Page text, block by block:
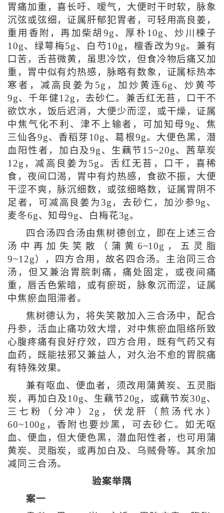
胃痛加重，喜长吁、嗳气，大便时干时软，脉象
沉弦或弦细，证属肝郁犯胃者，可轻用高良姜，
重用香附，再加柴胡9g、厚朴10g、炒川楝子
10g、绿萼梅5g、白芍10g，檀香改为9g。兼有
口苦，舌苔微黄，虽思冷饮，但食冷物后痛又加
重，胃中似有灼热感，脉略有数象，证属标热本
寒者，减高良姜为5g，加炒黄连6g、炒黄芩
9g、千年健12g，去砂仁。兼舌红无苔，口干不
欲饮水，饭后迟消，大便少而涩，或干燥，证属
中焦气化不利、津不上输者，可加知母9g、焦
三仙各9g、香稻芽10g、葛根9g。大便色黑，潜
血阳性者，加白及9g、生藕节15~20g、茜草炭
12g，减高良姜为5g。舌红无苔，口干，喜稀
食，夜间口渴，胃中有灼热感，食欲不振，大便
干涩不爽，脉沉细数，或弦细略数，证属胃阴不
足者，可减高良姜为3g，去砂仁，加沙参9g、
麦冬6g、知母9g、白梅花3g。
四合汤四合汤由焦树德创立，即在上述三合
汤中再加失笑散（蒲黄6~10g，五灵脂
9~12g），四方合用，故名四合汤。主治同三合
汤，但又兼治胃脘刺痛，痛处固定，或夜间痛
重，唇舌色紫暗，或有瘀斑，脉象沉而涩，证属
中焦瘀血阻滞者。
焦树德认为，将失笑散加入三合汤中，配合
丹参，活血止痛功效大增，对中焦瘀血阻络所致
心腹疼痛有良好疗效，四方合用，既有气药又有
血药，既能祛邪又兼益人，对久治不愈的胃脘痛
有特殊效果。
兼有呕血、便血者，须改用蒲黄炭、五灵脂
炭，再加白及10g、生藕节20g，或藕节炭30g、
三七粉（分冲）2g，伏龙肝（煎汤代水）
60~100g，香附也要炒黑，可去砂仁。如无呕
血、便血，但大便色黑，潜血阳性者，也可用蒲
黄炭、灵脂炭，或再加白及、乌贼骨等。其余加
减同三合汤。
验案举隅
案一